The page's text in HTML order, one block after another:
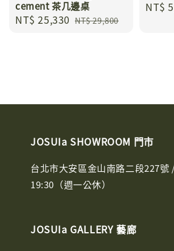
cement 茶几邊桌
Sale
NT$ 25,330 Regular
NT$ 29,800
Sale
NT$
JOSUIa SHOWROOM 門市
台北市大安區金山南路二段227號
19:30（週一公休）
JOSUIa GALLERY 藝廊